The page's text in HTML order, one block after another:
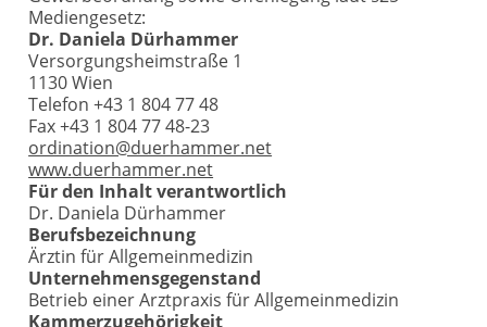
Mediengesetz:
Dr. Daniela Dürhammer
Versorgungsheimstraße 1
1130 Wien
Telefon +43 1 804 77 48
Fax +43 1 804 77 48-23
ordination@duerhammer.net
www.duerhammer.net
Für den Inhalt verantwortlich
Dr. Daniela Dürhammer
Berufsbezeichnung
Ärztin für Allgemeinmedizin
Unternehmensgegenstand
Betrieb einer Arztpraxis für Allgemeinmedizin
Kammerzugehörigkeit